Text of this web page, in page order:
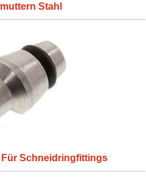
Stahl
Schneidringfittings